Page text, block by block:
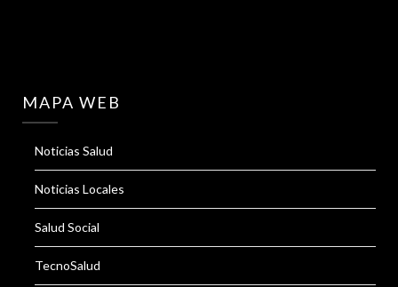
MAPA WEB
Noticias Salud
Noticias Locales
Salud Social
TecnoSalud